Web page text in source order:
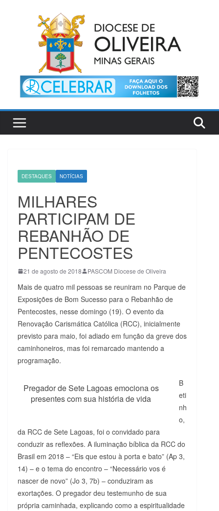
DESTAQUES NOTÍCIAS
MILHARES
PARTICIPAM DE
REBANHÃO DE
PENTECOSTES
21 de agosto de 2018 PASCOM Diocese de Oliveira
Mais de quatro mil pessoas se reuniram no Parque de
Exposições de Bom Sucesso para o Rebanhão de
Pentecostes, nesse domingo (19). O evento da
Renovação Carismática Católica (RCC), inicialmente
previsto para maio, foi adiado em função da greve dos
caminhoneiros, mas foi remarcado mantendo a
programação.
Pregador de Sete Lagoas emociona os
presentes com sua história de vida
B
eti
nh
o,
da RCC de Sete Lagoas, foi o convidado para
conduzir as reflexões. A iluminação bíblica da RCC do
Brasil em 2018 – “Eis que estou à porta e bato” (Ap 3,
14) – e o tema do encontro – “Necessário vos é
nascer de novo” (Jo 3, 7b) – conduziram as
exortações. O pregador deu testemunho de sua
própria caminhada, explicando como a espiritualidade